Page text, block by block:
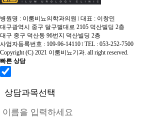
· 둘러보기
- 유로리프트(결찰술) BEST
- 플라즈마 기화술
- 경요도전립선절제술
· 전립선염
- 약물치료
의무기록 사본발급 안내
빠른상담
병원명 : 이룸비뇨의학과의원 I 대표 : 이창민
대구광역시 중구 달구벌대로 2105 덕산빌딩 2층
대구 중구 덕산동 96번지 덕산빌딩 2층
사업자등록번호 : 109-96-14110I TEL : 053-252-7500
Copyright (C) 2021 이룸비뇨기과. all right reserved.
빠른 상담